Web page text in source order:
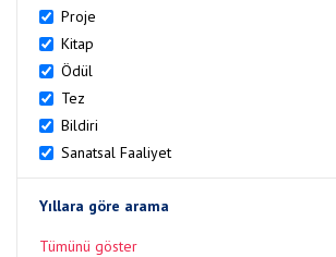
Proje
Kitap
Ödül
Tez
Bildiri
Sanatsal Faaliyet
Yıllara göre arama
Tümünü göster